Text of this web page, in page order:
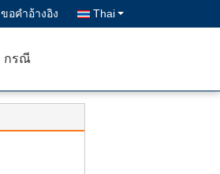
ขอคําอ้างอิง Thai
กรณี